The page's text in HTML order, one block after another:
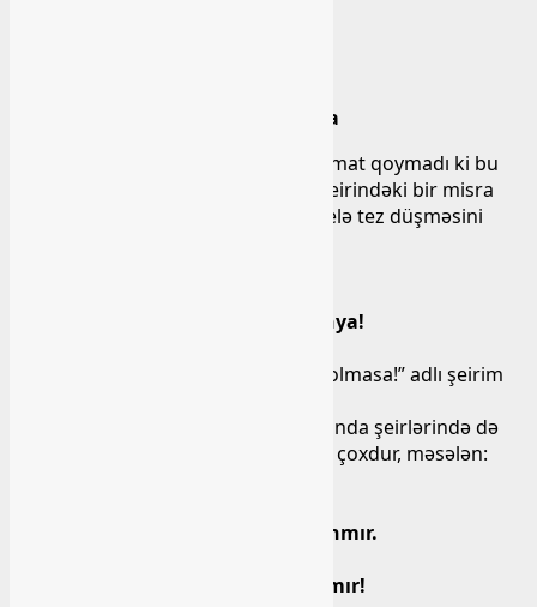
Mat qaldım səndəki gedişə, Dünya
Doğrudan da belə gedişləri ilə kimi mat qoymadı ki bu
fani dünya! Amma həmin “Dünya” şeirindəki bir misra
dünyanın Mahirin gözündən niyə belə tez düşməsini
Dəymərsən gözümdə quruşa, Dünya!
İstər-istəməz özümün “Kəlbəcərim olmasa!” adlı şeirim
Mahirin təbiət, dərələr, dağlar haqqında şeirlərində də
düşündürücü, fəlsəfi yüklü misralar çoxdur, məsələn:
Duman da, çiskin də heçdən yaranmır.
Başında nahaqdan duman qalanmır!